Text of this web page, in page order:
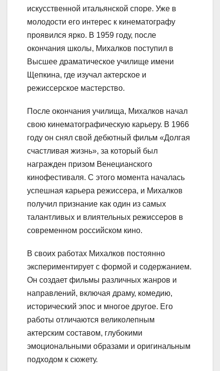
искусственной итальянской споре. Уже в
молодости его интерес к кинематографу
проявился ярко. В 1959 году, после
окончания школы, Михалков поступил в
Высшее драматическое училище имени
Щепкина, где изучал актерское и
режиссерское мастерство.
После окончания училища, Михалков начал
свою кинематографическую карьеру. В 1966
году он снял свой дебютный фильм «Долгая
счастливая жизнь», за который был
награжден призом Венецианского
кинофестиваля. С этого момента началась
успешная карьера режиссера, и Михалков
получил признание как один из самых
талантливых и влиятельных режиссеров в
современном российском кино.
В своих работах Михалков постоянно
экспериментирует с формой и содержанием.
Он создает фильмы различных жанров и
направлений, включая драму, комедию,
исторический эпос и многое другое. Его
работы отличаются великолепным
актерским составом, глубокими
эмоциональными образами и оригинальным
подходом к сюжету.